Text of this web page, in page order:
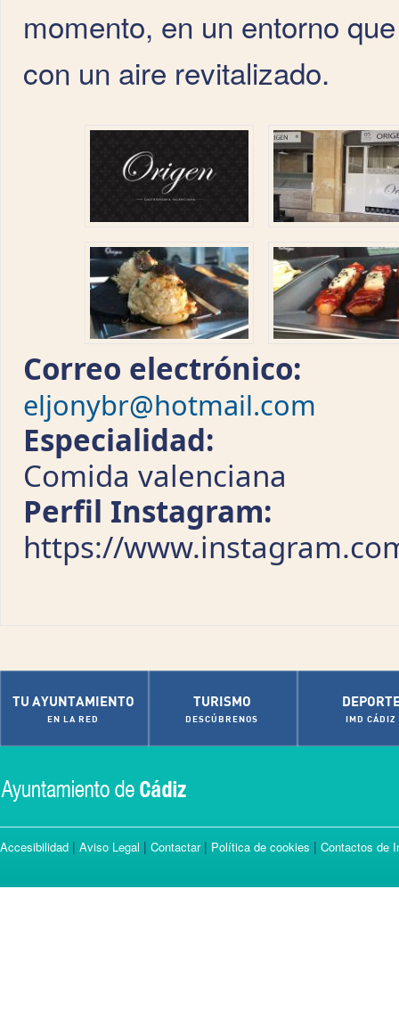
momento, en un entorno
con un aire revitalizado.
Correo electrónico:
eljonybr@hotmail.com
Especialidad:
Comida valenciana
Perfil Instagram:
https://
TU AYUNTAMIENTO
EN LA RED
TURISMO
DESCÚBRENOS IMD CÁDIZ
Accesibilidad | Aviso Legal | Contactar| Política de cookies | Contactos de